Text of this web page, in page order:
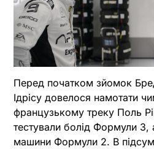
Перед початком зйомок
Ідрісу довелося намотати
французькому треку Поль
тестували болід Формули 3,
машини Формули 2. В